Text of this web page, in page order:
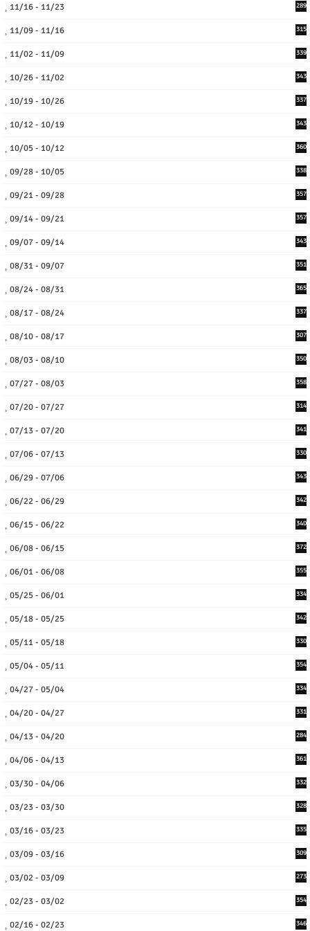
11/16 - 11/23 289
11/09 - 11/16 315
11/02 - 11/09 339
10/26 - 11/02 343
10/19 - 10/26 337
10/12 - 10/19 343
10/05 - 10/12 360
09/28 - 10/05 338
09/21 - 09/28 357
09/14 - 09/21 357
09/07 - 09/14 343
08/31 - 09/07 351
08/24 - 08/31 365
08/17 - 08/24 337
08/10 - 08/17 307
08/03 - 08/10 350
07/27 - 08/03 358
07/20 - 07/27 314
07/13 - 07/20 341
07/06 - 07/13 330
06/29 - 07/06 343
06/22 - 06/29 342
06/15 - 06/22 340
06/08 - 06/15 372
06/01 - 06/08 355
05/25 - 06/01 334
05/18 - 05/25 342
05/11 - 05/18 330
05/04 - 05/11 354
04/27 - 05/04 334
04/20 - 04/27 331
04/13 - 04/20 284
04/06 - 04/13 361
03/30 - 04/06 332
03/23 - 03/30 328
03/16 - 03/23 335
03/09 - 03/16 309
03/02 - 03/09 273
02/23 - 03/02 354
02/16 - 02/23 346